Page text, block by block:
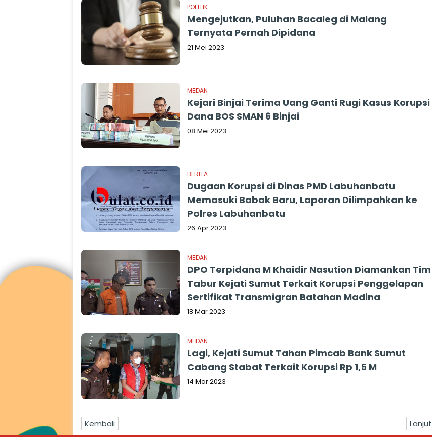
POLITIK
Mengejutkan, Puluhan Bacaleg di Malang
Ternyata Pernah Dipidana
21 Mei 2023
MEDAN
Kejari Binjai Terima Uang Ganti Rugi Kasus Korupsi
Dana BOS SMAN 6 Binjai
08 Mei 2023
BERITA
Dugaan Korupsi di Dinas PMD Labuhanbatu
Memasuki Babak Baru, Laporan Dilimpahkan ke
Polres Labuhanbatu
26 Apr 2023
MEDAN
DPO Terpidana M Khaidir Nasution Diamankan Tim
Tabur Kejati Sumut Terkait Korupsi Penggelapan
Sertifikat Transmigran Batahan Madina
18 Mar 2023
MEDAN
Lagi, Kejati Sumut Tahan Pimcab Bank Sumut
Cabang Stabat Terkait Korupsi Rp 1,5 M
14 Mar 2023
Kembali Lanjut